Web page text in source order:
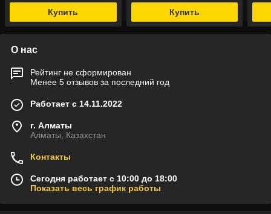
Купить Купить
О нас
Рейтинг не сформирован
Менее 5 отзывов за последний год
Работает с 14.11.2022
г. Алматы
Алматы, Казахстан
Контакты
Сегодня работает с 10:00 до 18:00
Показать весь график работы